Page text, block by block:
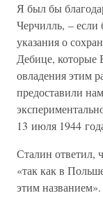
Я был бы
Черчилль, –
указания о
Дебице, которые
овладения этим
предоставили
13 июля 1944
Сталин ответил,
«так как в
этим названием».